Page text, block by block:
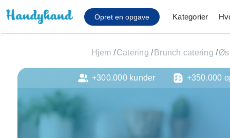
Opret en opgave Kategorier
Affaldsfjernelse
Afhentning af
Hjem /Catering / Brunch catering /
+300.000 kunder +350.000